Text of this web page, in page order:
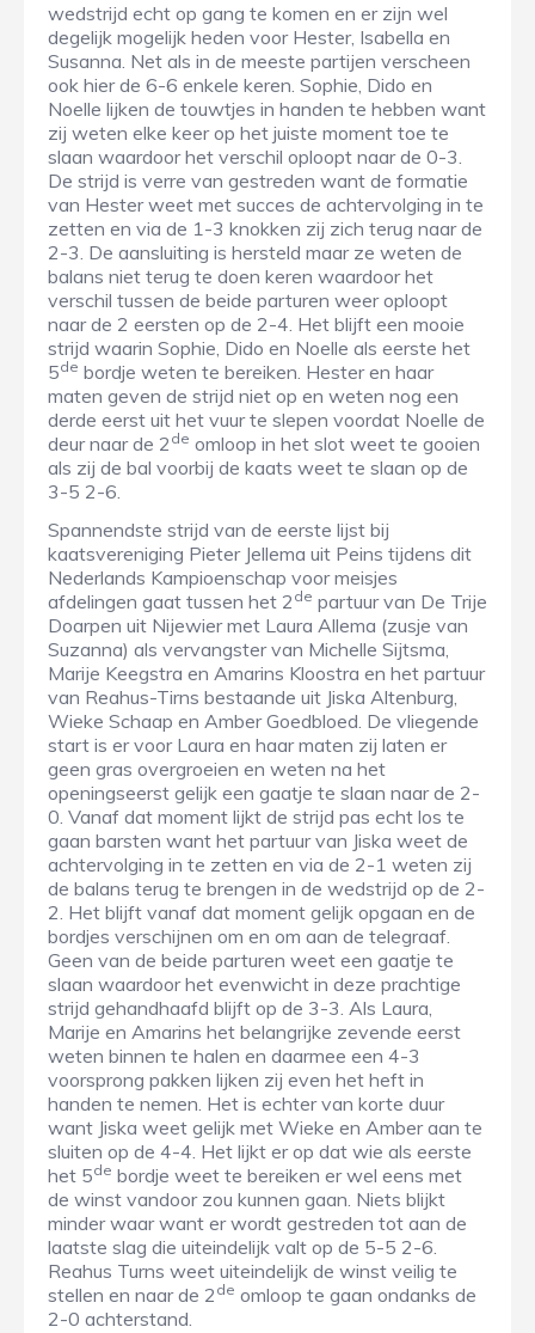
wedstrijd echt op gang te komen en er zijn wel
degelijk mogelijk heden voor Hester, Isabella en
Susanna. Net als in de meeste partijen verscheen
ook hier de 6-6 enkele keren. Sophie, Dido en
Noelle lijken de touwtjes in handen te hebben want
zij weten elke keer op het juiste moment toe te
slaan waardoor het verschil oploopt naar de 0-3.
De strijd is verre van gestreden want de formatie
van Hester weet met succes de achtervolging in te
zetten en via de 1-3 knokken zij zich terug naar de
2-3. De aansluiting is hersteld maar ze weten de
balans niet terug te doen keren waardoor het
verschil tussen de beide parturen weer oploopt
naar de 2 eersten op de 2-4. Het blijft een mooie
strijd waarin Sophie, Dido en Noelle als eerste het
5de bordje weten te bereiken. Hester en haar
maten geven de strijd niet op en weten nog een
derde eerst uit het vuur te slepen voordat Noelle de
deur naar de 2 de omloop in het slot weet te gooien
als zij de bal voorbij de kaats weet te slaan op de
3-5 2-6.
Spannendste strijd van de eerste lijst bij
kaatsvereniging Pieter Jellema uit Peins tijdens dit
Nederlands Kampioenschap voor meisjes
afdelingen gaat tussen het 2 de partuur van De Trije
Doarpen uit Nijewier met Laura Allema (zusje van
Suzanna) als vervangster van Michelle Sijtsma,
Marije Keegstra en Amarins Kloostra en het partuur
van Reahus-Tirns bestaande uit Jiska Altenburg,
Wieke Schaap en Amber Goedbloed. De vliegende
start is er voor Laura en haar maten zij laten er
geen gras overgroeien en weten na het
openingseerst gelijk een gaatje te slaan naar de 2-
0. Vanaf dat moment lijkt de strijd pas echt los te
gaan barsten want het partuur van Jiska weet de
achtervolging in te zetten en via de 2-1 weten zij
de balans terug te brengen in de wedstrijd op de 2-
2. Het blijft vanaf dat moment gelijk opgaan en de
bordjes verschijnen om en om aan de telegraaf.
Geen van de beide parturen weet een gaatje te
slaan waardoor het evenwicht in deze prachtige
strijd gehandhaafd blijft op de 3-3. Als Laura,
Marije en Amarins het belangrijke zevende eerst
weten binnen te halen en daarmee een 4-3
voorsprong pakken lijken zij even het heft in
handen te nemen. Het is echter van korte duur
want Jiska weet gelijk met Wieke en Amber aan te
sluiten op de 4-4. Het lijkt er op dat wie als eerste
het 5de bordje weet te bereiken er wel eens met
de winst vandoor zou kunnen gaan. Niets blijkt
minder waar want er wordt gestreden tot aan de
laatste slag die uiteindelijk valt op de 5-5 2-6.
Reahus Turns weet uiteindelijk de winst veilig te
stellen en naar de 2 de omloop te gaan ondanks de
2-0 achterstand.